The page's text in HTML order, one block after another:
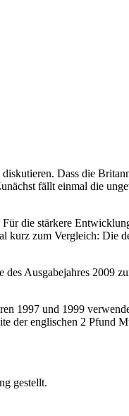
Dass die
fällt einmal die
die stärkere
zum Vergleich: Die
Ausgabejahres 2009
1997 und 1999
der englischen 2 Pfund
gestellt.